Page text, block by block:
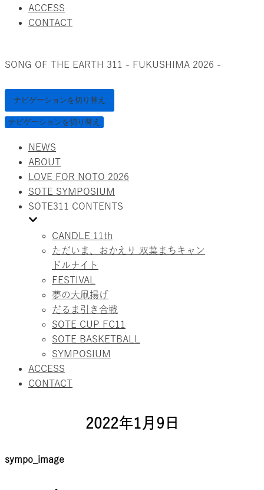
ACCESS
CONTACT
SONG OF THE EARTH 311 - FUKUSHIMA 2026 -
ナビゲーションを切り替え
ナビゲーションを切り替え
NEWS
ABOUT
LOVE FOR NOTO 2026
SOTE SYMPOSIUM
SOTE311 CONTENTS
CANDLE 11th
ただいま、おかえり 双葉まちキャン
ドルナイト
FESTIVAL
夢の大凧揚げ
だるま引き合戦
SOTE CUP FC11
SOTE BASKETBALL
SYMPOSIUM
ACCESS
CONTACT
2022年1月9日
sympo_image